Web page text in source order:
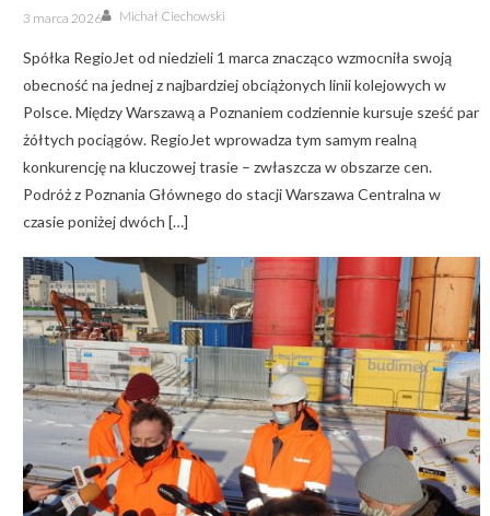
Posted
on
3 marca 2026 Author
Michał Ciechowski
Spółka RegioJet od niedzieli 1 marca znacząco wzmocniła swoją
obecność na jednej z najbardziej obciążonych linii kolejowych w
Polsce. Między Warszawą a Poznaniem codziennie kursuje sześć par
żółtych pociągów. RegioJet wprowadza tym samym realną
konkurencję na kluczowej trasie – zwłaszcza w obszarze cen.
Podróż z Poznania Głównego do stacji Warszawa Centralna w
czasie poniżej dwóch […]